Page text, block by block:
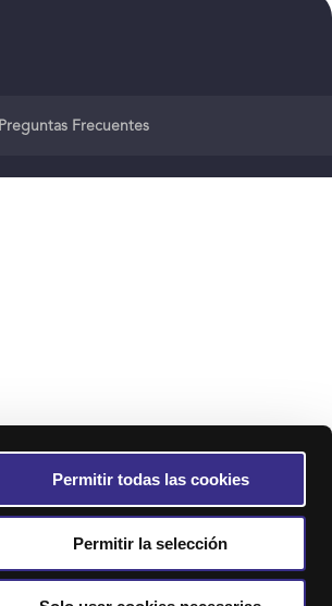
Permitir todas las cookies
Permitir la selección
Preguntas Frecuentes